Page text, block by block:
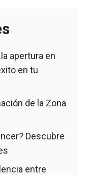
apertura en
en tu
de la Zona
Descubre
entre